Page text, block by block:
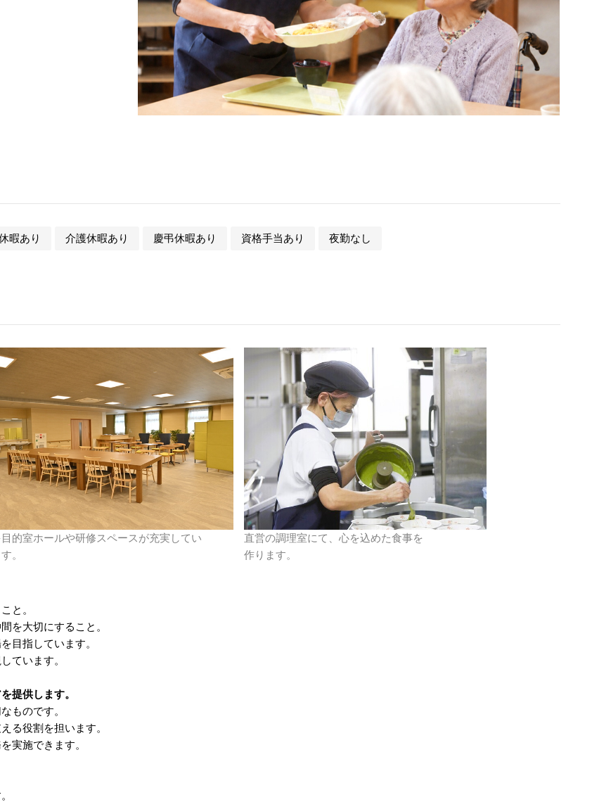
暇あり 介護休暇あり 慶弔休暇あり 資格手当あり 夜勤なし
目的室ホールや研修スペースが充実してい
。
直営の調理室にて、心を込めた食事を
作ります。
と。
を大切にすること。
目指しています。
ています。
提供します。
ものです。
る役割を担います。
実施できます。